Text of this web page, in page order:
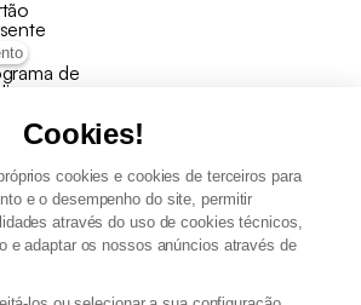
Cookies!
cookies e cookies de terceiros para
e o desempenho do site, permitir
através do uso de cookies técnicos,
e adaptar os nossos anúncios através de
de
Gerais de Venda e Aviso Legal